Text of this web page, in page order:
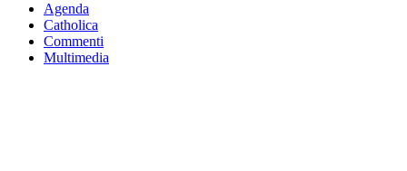
Agenda
Catholica
Commenti
Multimedia